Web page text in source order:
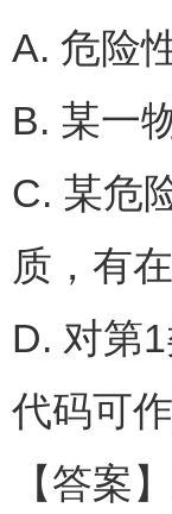
A. 危险
B. 某一
C. 某危
质，有
D. 对第
代码可
【答案